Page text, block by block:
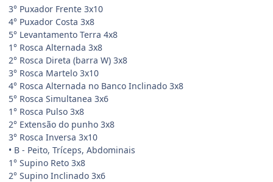
3° Puxador Frente 3x10
4° Puxador Costa 3x8
5° Levantamento Terra 4x8
1° Rosca Alternada 3x8
2° Rosca Direta (barra W) 3x8
3° Rosca Martelo 3x10
4° Rosca Alternada no Banco Inclinado 3x8
5° Rosca Simultanea 3x6
1° Rosca Pulso 3x8
2° Extensão do punho 3x8
3° Rosca Inversa 3x10
• B - Peito, Tríceps, Abdominais
1° Supino Reto 3x8
2° Supino Inclinado 3x6